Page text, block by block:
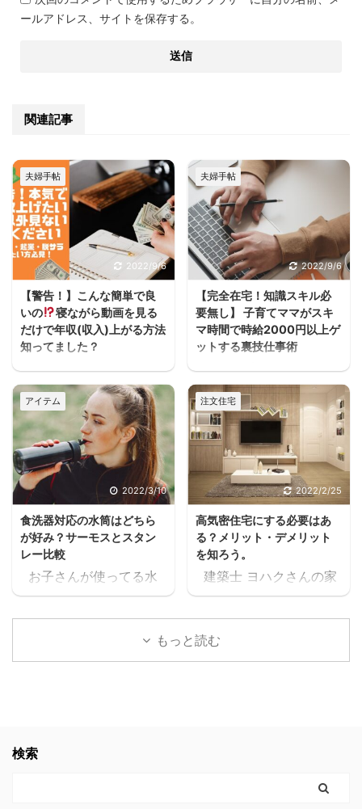
ールアドレス、サイトを保存する。
関連記事
夫婦手帖
2022/9/6
【警告！】こんな簡単で良
いの
寝ながら動画を見る
だけで年収(収入)上がる方法
知ってました？
うわぁぁーーースキマ
ヨハクどした！ まじかー
ーーー！！スキマ ヨハク
何が！ 早く見とけば良か
ったーーー！スキマ ヨハ
クうるさいなぁ。何の
話？ 本当に無料で大丈夫
か、何回も確認したけ
ど、間違いなく無料だっ
たスキマ 11時間以上の無
料セミナーが見れた上
に、どんどん、追加でセ
ミナーが見れるんだけど
スキマ このセミナー、学
生の頃に見たかったなぁ
これ見てたら、恐らく人
なかったと思う。 もっと
夫婦手帖
2022/9/6
【完全在宅！知識スキル必
要無し】 子育てママがスキ
マ時間で時給2000円以上ゲ
ットする裏技仕事術
ヨハク子育てしながら働
きたいけどフルタイムは
厳しいし、でもお金は必
要だって人が家を建てる
方には多いと思うんだよ
ね。 住宅ローンが始ま
ると支出が増えるし、老
後の為にも共働きの家庭
が増えるよね・・・スキ
マ ヨハク普通はパート
に出たりして時給1,000
円前後の仕事を1日6時間
位頑張って働いて、何と
か月10万位は稼げるかも
しれないけど 肉体的・精
神的に疲労して夫婦喧嘩
アイテム
2022/3/10
食洗器対応の水筒はどちら
が好み？サーモスとスタン
レー比較
お子さんが使ってる水
筒や、ご家族が使ってる
水筒。 ヨハク食洗器で
洗うにつれて外側が剥が
ヨハク我が家の水筒も、
注文住宅
2022/2/25
高気密住宅にする必要はあ
る？メリット・デメリット
を知ろう。
建築士 ヨハクさんの家
は 高気密住宅ですよ！
と言われたのですが ヨ
ハク高気密住宅って
社から 間取りの無料プラ
もっと読む
検索